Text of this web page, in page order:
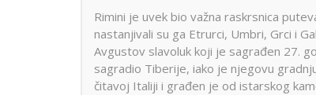
Rimini je uvek bio važna raskrsnica
nastanjivali su ga Etrurci, Umbri, Grci i
Avgustov slavoluk koji je sagrađen 27.
sagradio Tiberije, iako je njegovu
čitavoj Italiji i građen je od istarskog